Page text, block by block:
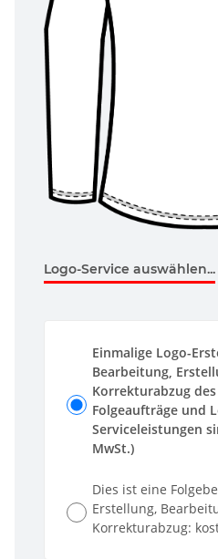
Logo-Service auswählen...
Einmalige Logo-
Bearbeitung,
Korrekturabzug
Folgeaufträge und
Serviceleistungen
MwSt.)
Dies ist eine
Erstellung,
Korrekturabzug: